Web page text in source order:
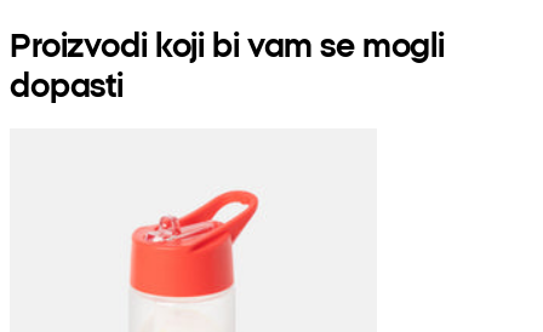
Proizvodi koji bi vam se mogli
dopasti